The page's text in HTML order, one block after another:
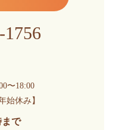
1756
〜18:00
始休み】
で